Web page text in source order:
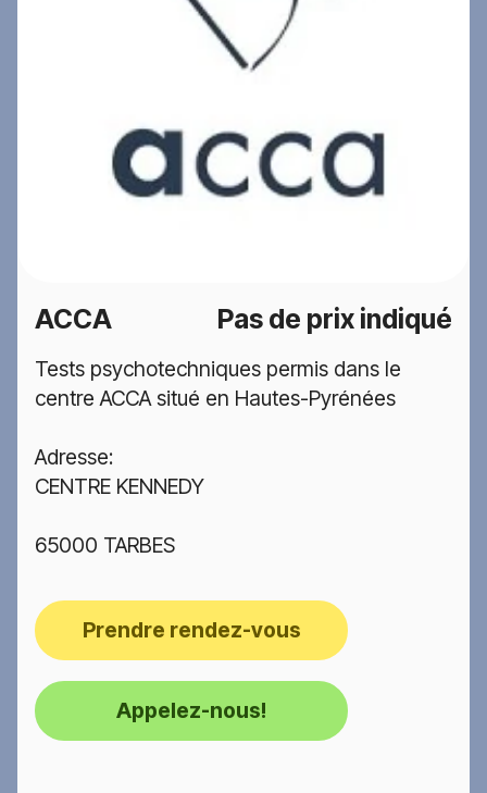
ACCA Pas de prix indiqué
Tests psychotechniques permis dans le
centre ACCA situé en Hautes-Pyrénées
Adresse:
CENTRE KENNEDY
65000 TARBES
Prendre rendez-vous
Appelez-nous!